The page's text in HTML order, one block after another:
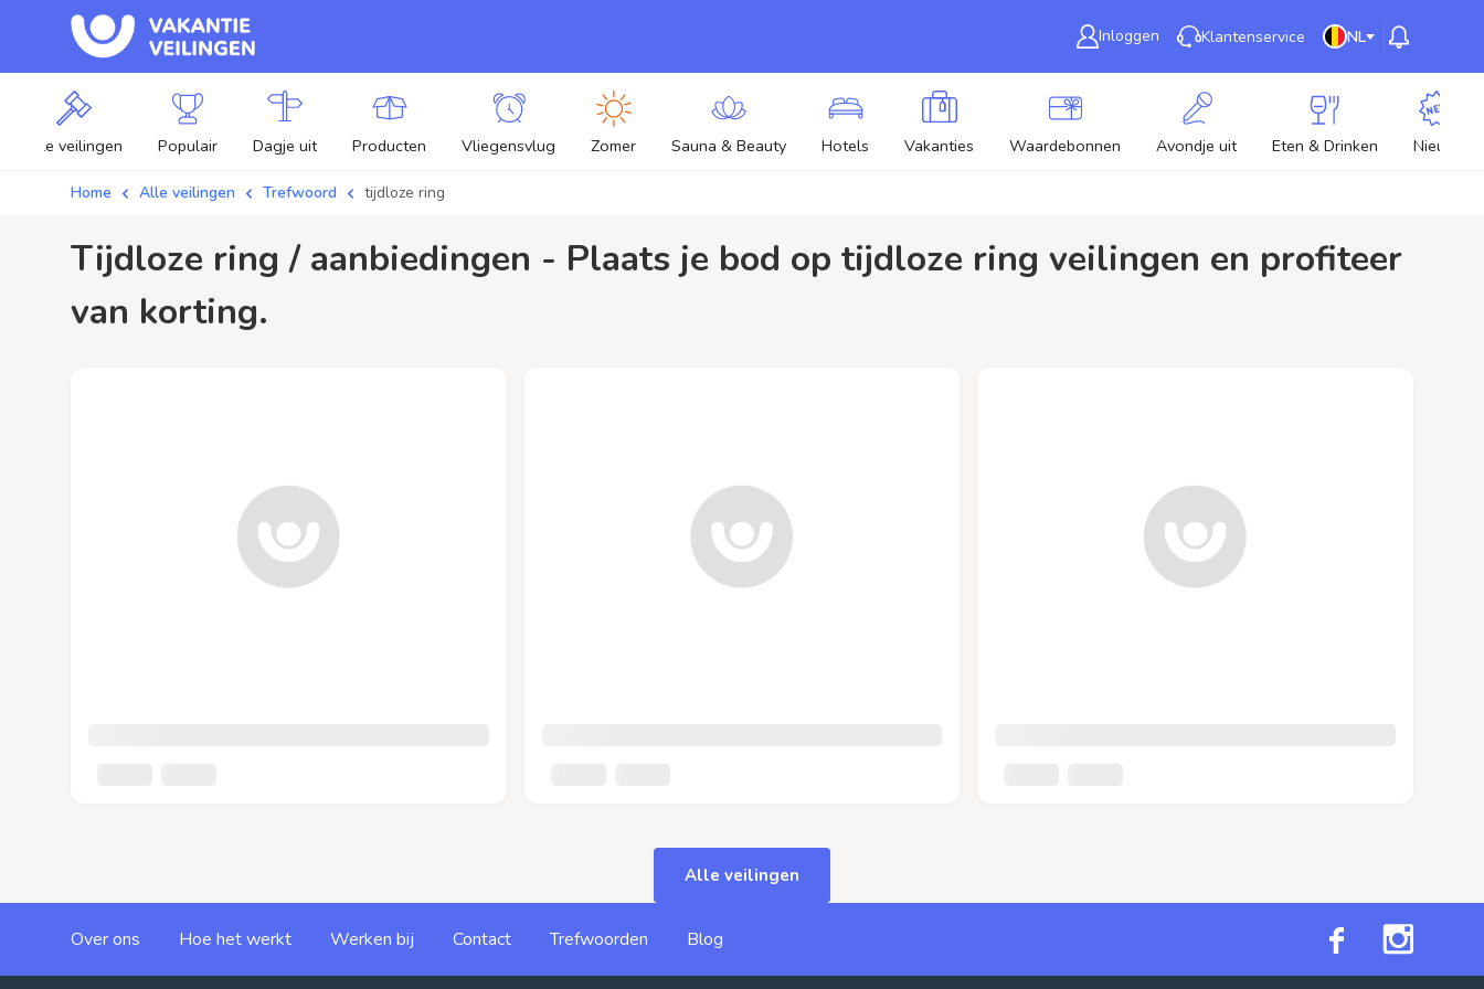
Inloggen Klantenservice NL
Alle veilingen Populair Dagje uit Producten Vliegensvlug Zomer Sauna & Beauty Hotels Vakanties Waardebonnen Avondje uit Eten & Drinken Nieuw
Home Alle veilingen Trefwoord tijdloze ring
tijdloze ring / aanbiedingen - Plaats je bod op tijdloze ring veilingen en profiteer
van korting.
Alle veilingen
Over ons Hoe het werkt Werken bij Contact Trefwoorden Blog